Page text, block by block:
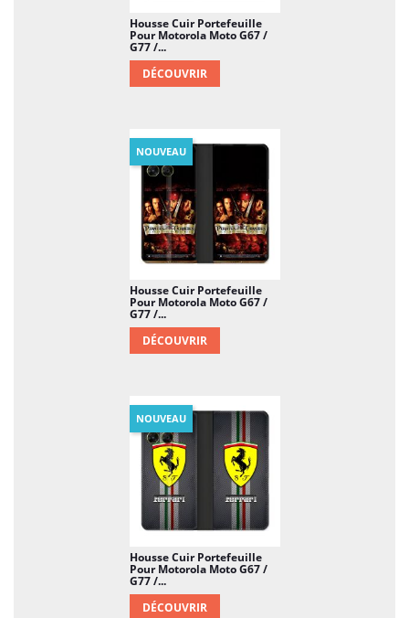
Housse Cuir Portefeuille
Pour Motorola Moto G67 /
G77 /...
DÉCOUVRIR
Housse Cuir Portefeuille
Pour Motorola Moto G67 /
G77 /...
DÉCOUVRIR
NOUVEAU
Housse Cuir Portefeuille
Pour Motorola Moto G67 /
G77 /...
DÉCOUVRIR
NOUVEAU